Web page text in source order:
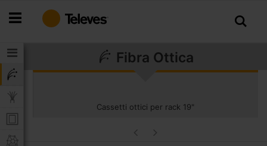
al
Fibra Ottica
Cassetti ottici per rack 19"